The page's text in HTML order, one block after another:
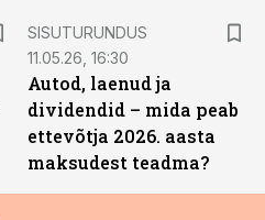
SISUTURUNDUS
11.05.26, 16:30
Autod, laenud ja
dividendid – mida peab
ettevõtja 2026. aasta
maksudest teadma?